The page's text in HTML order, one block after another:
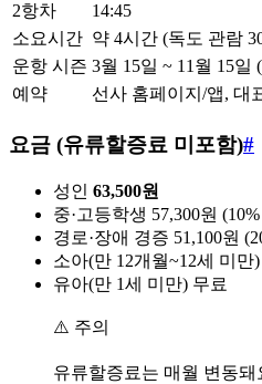
2항차
14:45
소요시간 약 4시간 (독도 관람
운항 시즌 3월 15일 ~ 11월 15일
예약
선사 홈페이지/앱, 대
요금 (유류할증료 미포함)#
성인 63,500원
중·고등학생 57,300원
경로·장애 경증 51,100원
소아(만 12개월~12세 미만
유아(만 1세 미만) 무료
⚠️ 주의
유류할증료는 매월 변동돼